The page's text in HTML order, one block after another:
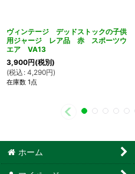
ヴィンテージ デッドストックの子供
用ジャージ レア品 赤 スポーツウ
エア VA13
3,900円(税別)
(税込 : 4,290円)
在庫数 1点
ホーム